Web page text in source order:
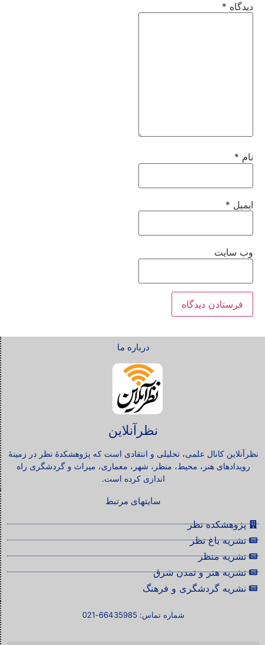
دیدگاه *
نام *
ایمیل *
وب‌ سایت
درباره ما
نظرآنلاین
نظرآنلاین کانال علمی، تحلیلی و انتقادی است که پژوهشکدۀ نظر در زمینۀ
رویدادهای هنر، محیط، منظر، شهر، معماری، میراث و گردشگری راه
اندازی کرده است.
سایتهای مرتبط
پژوهشکده نظر
نشریه باغ نظر
نشریه منظر
نشریه هنر و تمدن شرق
نشریه گردشگری و فرهنگ
شماره تماس: 66435985-021